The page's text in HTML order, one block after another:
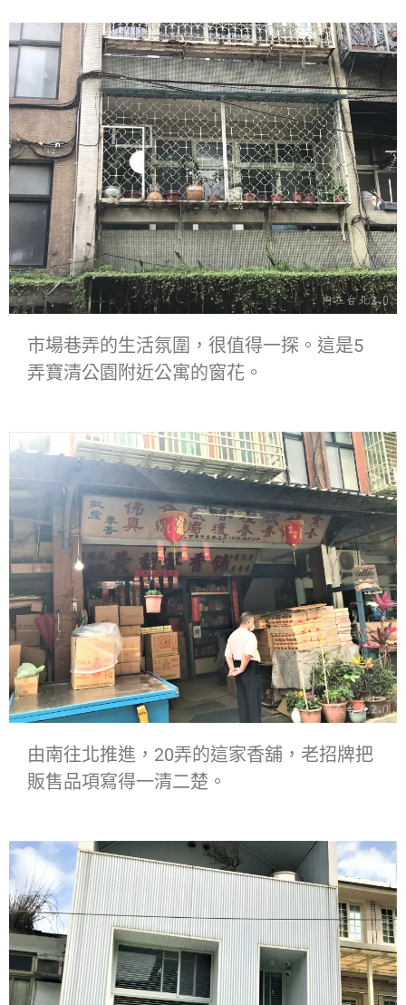
市場巷弄的生活氛圍，很值得一探。這是5
弄寶清公園附近公寓的窗花。
由南往北推進，20弄的這家香舖，老招牌把
販售品項寫得一清二楚。